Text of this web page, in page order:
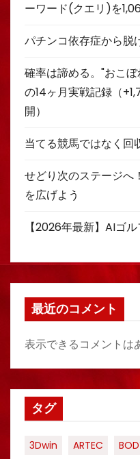
ーワード(クエリ)を
パチンコ依存症から脱
確率は諦める。"おこ
の14ヶ月実戦記録（
開）
当てる競馬ではなく回
せどり次のステージへ
を広げよう
【2026年最新】AIゴ
最近のコメント
表示できるコメントは
タグ
3Dwin ARTEC